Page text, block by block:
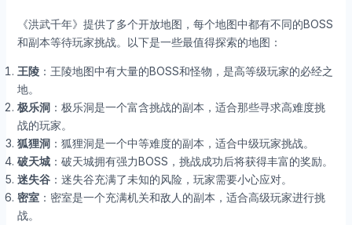
《洪武千年》提供了多个开放地图，每个地图中都有不同的BOSS
和副本等待玩家挑战。以下是一些最值得探索的地图：
王陵：王陵地图中有大量的BOSS和怪物，是高等级玩家的必经之
地。
极乐洞：极乐洞是一个富含挑战的副本，适合那些寻求高难度挑
战的玩家。
狐狸洞：狐狸洞是一个中等难度的副本，适合中级玩家挑战。
破天城：破天城拥有强力BOSS，挑战成功后将获得丰富的奖励。
迷失谷：迷失谷充满了未知的风险，玩家需要小心应对。
密室：密室是一个充满机关和敌人的副本，适合高级玩家进行挑
战。